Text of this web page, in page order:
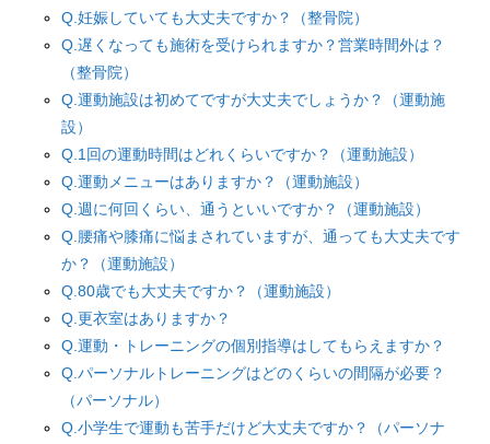
Q.妊娠していても大丈夫ですか？（整骨院）
Q.遅くなっても施術を受けられますか？営業時間外は？
（整骨院）
Q.運動施設は初めてですが大丈夫でしょうか？（運動施
設）
Q.1回の運動時間はどれくらいですか？（運動施設）
Q.運動メニューはありますか？（運動施設）
Q.週に何回くらい、通うといいですか？（運動施設）
Q.腰痛や膝痛に悩まされていますが、通っても大丈夫です
か？（運動施設）
Q.80歳でも大丈夫ですか？（運動施設）
Q.更衣室はありますか？
Q.運動・トレーニングの個別指導はしてもらえますか？
Q.パーソナルトレーニングはどのくらいの間隔が必要？
（パーソナル）
Q.小学生で運動も苦手だけど大丈夫ですか？（パーソナ